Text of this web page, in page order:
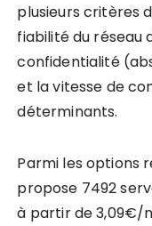
plusieurs critères
fiabilité du réseau
confidentialité
et la vitesse de
déterminants.
Parmi les options
propose 7492
à partir de 3,09€/